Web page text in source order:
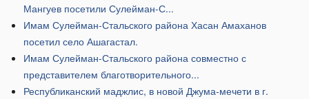
Мангуев посетили Сулейман-С...
​Имам Сулейман-Стальского района Хасан Амаханов
посетил село Ашагастал.
Имам Сулейман-Стальского района совместно с
представителем благотворительного...
Республиканский маджлис, в новой Джума-мечети в г.